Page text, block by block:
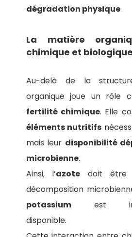
dégradation physique.
La matière
chimique et
Au-delà de la
organique joue un rôle
fertilité chimique. Elle
éléments nutritifs
mais leur disponibilité
microbienne.
Ainsi, l’azote doit être
décomposition
potassiumest
disponible.